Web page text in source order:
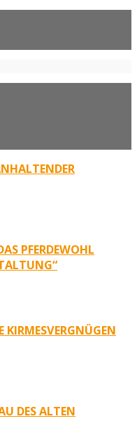
PFERDEWOHL
KIRMESVERGNÜGEN
DES ALTEN